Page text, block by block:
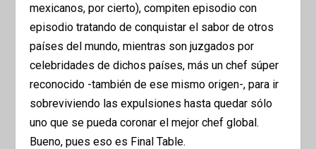
mexicanos, por cierto), compiten episodio con
episodio tratando de conquistar el sabor de otros
países del mundo, mientras son juzgados por
celebridades de dichos países, más un chef súper
reconocido -también de ese mismo origen-, para ir
sobreviviendo las expulsiones hasta quedar sólo
uno que se pueda coronar el mejor chef global.
Bueno, pues eso es Final Table.